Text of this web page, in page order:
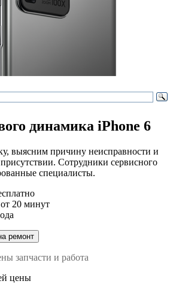
динамика iPhone 6
выясним причину неисправности и
Сотрудники сервисного
специалисты.
от 20 минут
ремонт
запчасти и работа
цены